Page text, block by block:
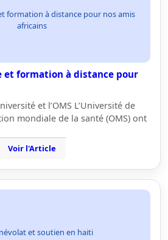
formation à distance pour nos amis
africains
et formation à distance pour
et l’OMS L’Université de
mondiale de la santé (OMS) ont
Voir l'Article
et soutien en haiti